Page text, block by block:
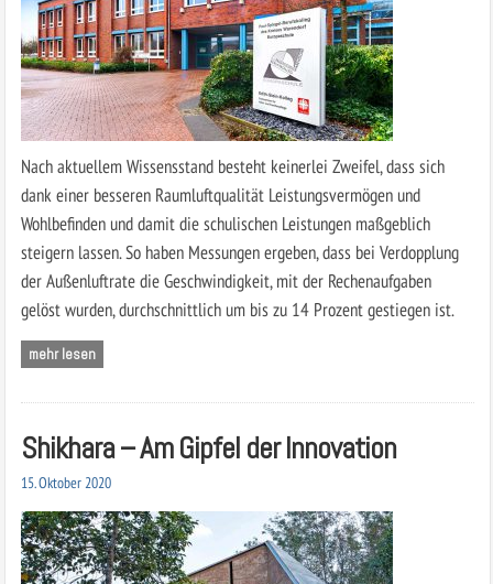
Nach aktuellem Wissensstand besteht keinerlei Zweifel, dass sich
dank einer besseren Raumluftqualität Leistungsvermögen und
Wohlbefinden und damit die schulischen Leistungen maßgeblich
steigern lassen. So haben Messungen ergeben, dass bei Verdopplung
der Außenluftrate die Geschwindigkeit, mit der Rechenaufgaben
gelöst wurden, durchschnittlich um bis zu 14 Prozent gestiegen ist.
mehr lesen
Shikhara – Am Gipfel der Innovation
15. Oktober 2020